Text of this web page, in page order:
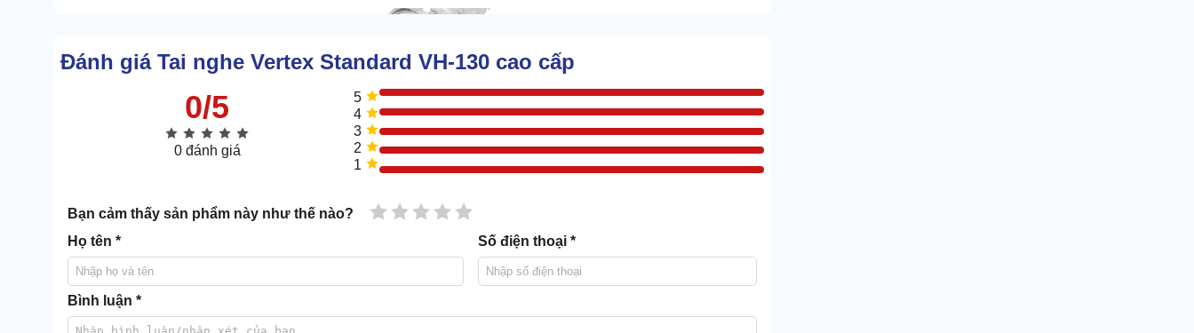
Đánh giá Tai nghe Vertex Standard VH-130 cao cấp
0/5
0 đánh giá
5
4
3
2
1
Bạn cảm thấy sản phẩm này như thế nào? 5 sao
4 sao
3 sao
2 sao
1 sao
Họ tên * Số điện thoại *
Bình luận *